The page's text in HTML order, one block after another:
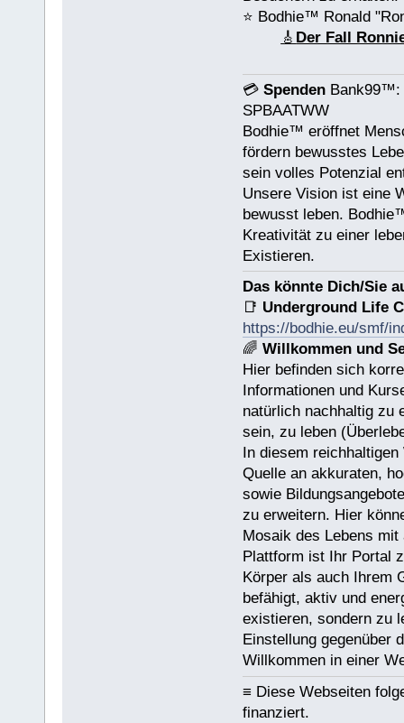
⭐️ Bodhie™ Ronald
🎸 Der Fall
💳 SpendenBank99™:
SPBAATWW
Bodhie™ eröffnet
fördern bewusstes
sein volles Potenzial
Unsere Vision ist eine
bewusst leben.
Kreativität zu einer
Existieren.
Das könnte Dich/Sie
📑 Underground Life
https://bodhie.eu/smf/
🌈 Willkommen und
Hier befinden sich
Informationen und
natürlich nachhaltig zu
sein, zu leben
In diesem
Quelle an akkuraten,
sowie
zu erweitern. Hier
Mosaik des Lebens
Plattform ist Ihr Portal
Körper als auch Ihrem
befähigt, aktiv und
existieren, sondern zu
Einstellung gegenüber
Willkommen in einer
≡ Diese Webseiten
finanziert.